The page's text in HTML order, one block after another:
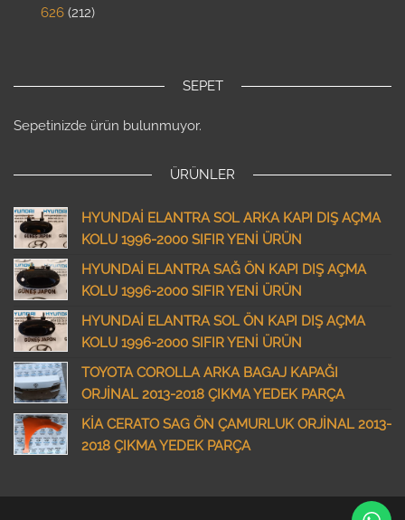
626 212
SEPET
Sepetinizde ürün bulunmuyor.
ÜRÜNLER
HYUNDAİ ELANTRA SOL ARKA KAPI DIŞ AÇMA
KOLU 1996-2000 SIFIR YENİ ÜRÜN
HYUNDAİ ELANTRA SAĞ ÖN KAPI DIŞ AÇMA
KOLU 1996-2000 SIFIR YENİ ÜRÜN
HYUNDAİ ELANTRA SOL ÖN KAPI DIŞ AÇMA
KOLU 1996-2000 SIFIR YENİ ÜRÜN
TOYOTA COROLLA ARKA BAGAJ KAPAĞI
ORJİNAL 2013-2018 ÇIKMA YEDEK PARÇA
KİA CERATO SAG ÖN ÇAMURLUK ORJİNAL 2013-
2018 ÇIKMA YEDEK PARÇA